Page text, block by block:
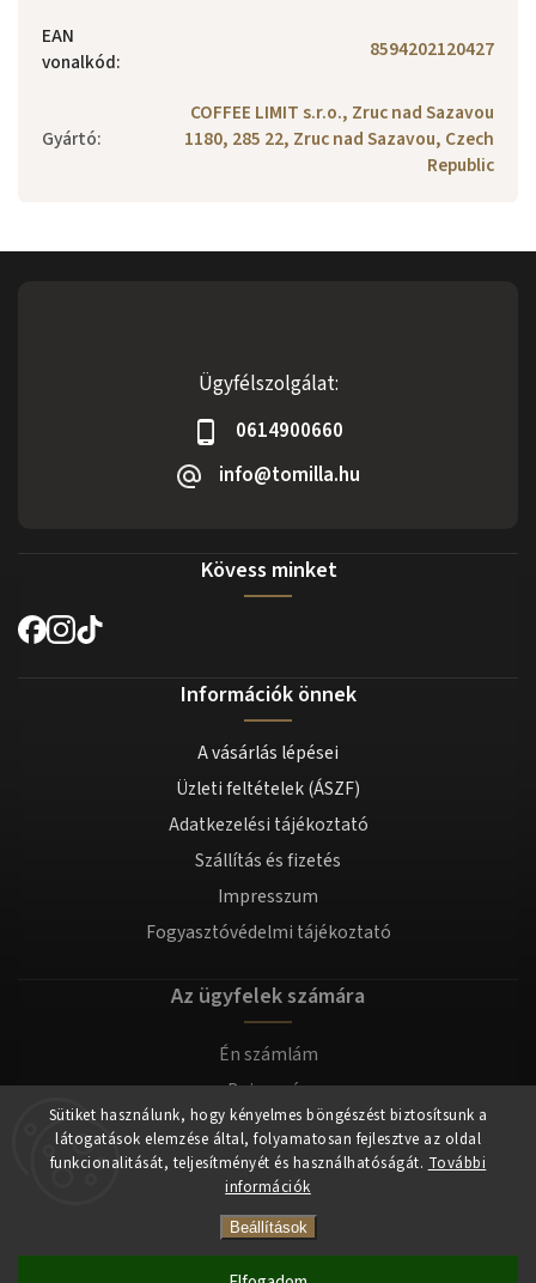
Sütiket használunk, hogy kényelmes böngészést biztosítsunk a
látogatások elemzése által, folyamatosan fejlesztve az oldal
funkcionalitását, teljesítményét és használhatóságát. További
információk
Beállítások
EAN
vonalkód: 8594202120427
Gyártó:
COFFEE LIMIT s.r.o., Zruc nad Sazavou
1180, 285 22, Zruc nad Sazavou, Czech
Republic
Ügyfélszolgálat:
0614900660
info@tomilla.hu
Kövess minket
Információk önnek
A vásárlás lépései
Üzleti feltételek (ÁSZF)
Adatkezelési tájékoztató
Szállítás és fizetés
Impresszum
Fogyasztóvédelmi tájékoztató
Az ügyfelek számára
Én számlám
Bejegyzés
Bejelentkezés
Copyright 2026tomilla.hu. Minden jog fenntartva.